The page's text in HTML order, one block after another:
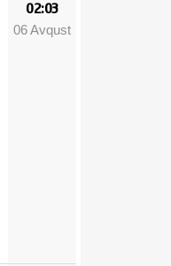
02:03
06 Avqust